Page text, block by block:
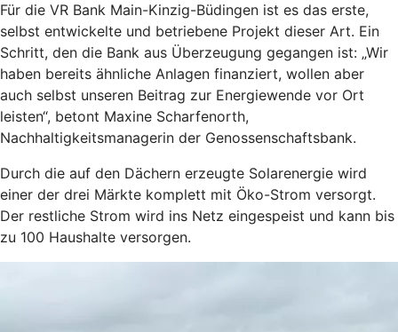
Für die VR Bank Main-Kinzig-Büdingen ist es das erste,
selbst entwickelte und betriebene Projekt dieser Art. Ein
Schritt, den die Bank aus Überzeugung gegangen ist: „Wir
haben bereits ähnliche Anlagen finanziert, wollen aber
auch selbst unseren Beitrag zur Energiewende vor Ort
leisten“, betont Maxine Scharfenorth,
Nachhaltigkeitsmanagerin der Genossenschaftsbank.
Durch die auf den Dächern erzeugte Solarenergie wird
einer der drei Märkte komplett mit Öko-Strom versorgt.
Der restliche Strom wird ins Netz eingespeist und kann bis
zu 100 Haushalte versorgen.